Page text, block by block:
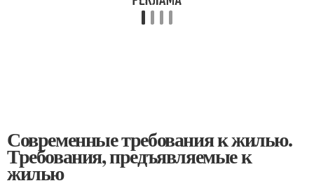
Современные требования к жилью.
Требования, предъявляемые к
жилью